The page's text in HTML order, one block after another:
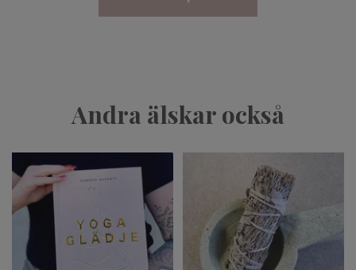
Andra älskar också